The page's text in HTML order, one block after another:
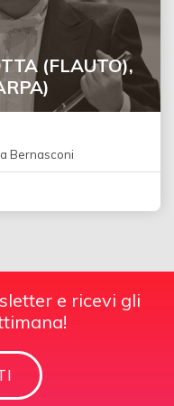
(FLAUTO),
Bernasconi
e ricevi gli